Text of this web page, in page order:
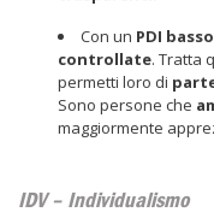
Con un PDI basso
controllate. Tratta
permetti loro di
Sono persone che
maggiormente
IDV – Individualismo